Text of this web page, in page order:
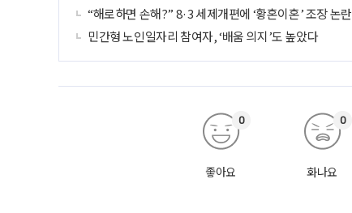
“해로하면 손해?” 8·3 세제개편에 ‘황혼이혼’ 조장 논란
민간형 노인일자리 참여자, ‘배움 의지’도 높았다
좋아요
0
화나요
0